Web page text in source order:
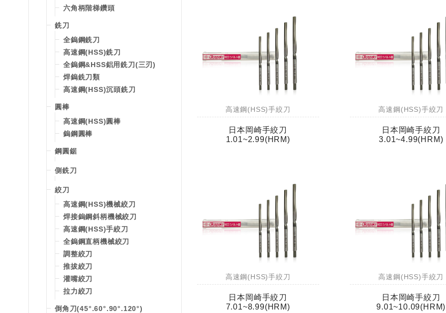
六角柄階梯鑽頭
銑刀
全鎢鋼銑刀
高速鋼(HSS)銑刀
全鎢鋼&HSS鋁用銑刀(三刃)
焊鎢銑刀類
高速鋼(HSS)沉頭銑刀
圓棒
高速鋼(HSS)圓棒
鎢鋼圓棒
鋼圓鋸
側銑刀
絞刀
高速鋼(HSS)機械絞刀
焊接鎢鋼斜柄機械絞刀
高速鋼(HSS)手絞刀
全鎢鋼直柄機械絞刀
調整絞刀
推拔絞刀
灌嘴絞刀
拉力絞刀
倒角刀(45°.60°.90°.120°)
高速鋼(HSS)手絞刀
日本岡崎手絞刀
1.01~2.99(HRM)
高速鋼(HSS)手絞刀
日本岡崎手絞刀
3.01~4.99(HRM)
高速鋼(HSS)手絞刀
日本岡崎手絞刀
7.01~8.99(HRM)
高速鋼(HSS)手絞刀
日本岡崎手絞刀
9.01~10.09(HRM)